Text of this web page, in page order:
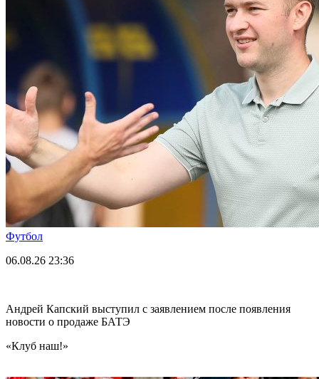
Футбол
06.08.26 23:36
Андрей Капский выступил с заявлением после появления
новости о продаже БАТЭ
«Клуб наш!»